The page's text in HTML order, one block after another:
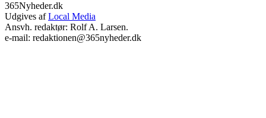
365Nyheder.dk
Udgives afLocal Media
Ansvh. redaktør: Rolf A. Larsen.
e-mail: redaktionen@365nyheder.dk